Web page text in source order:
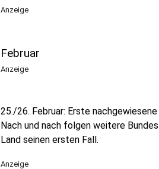
Anzeige
Februar
Anzeige
25./26. Februar: Erste
Nach und nach folgen weitere
Land seinen ersten Fall.
Anzeige